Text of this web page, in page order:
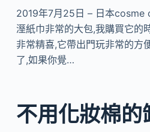
2019年7月25日 – 日本cosme
溼紙巾非常的大包,我購買它的
非常精喜,它帶出門玩非常的方
了,如果你覺…
不用化妝棉的